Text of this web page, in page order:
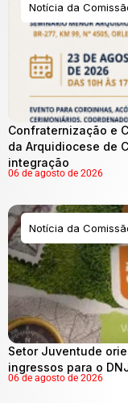
Notícia da
Confraternização e
da Arquidiocese de
integração
06 de agosto de 2026
Notícia da
Setor Juventude
ingressos para o
06 de agosto de 2026